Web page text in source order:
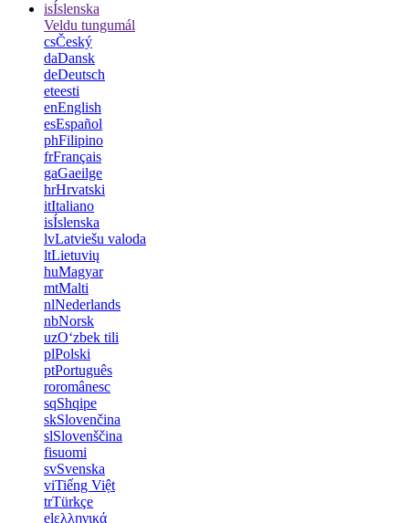
isÍslenska
Veldu tungumál
csČeský
daDansk
deDeutsch
eteesti
enEnglish
esEspañol
phFilipino
frFrançais
gaGaeilge
hrHrvatski
itItaliano
isÍslenska
lvLatviešu valoda
ltLietuvių
huMagyar
mtMalti
nlNederlands
nbNorsk
uzOʻzbek tili
plPolski
ptPortuguês
roromânesc
sqShqipe
skSlovenčina
slSlovenščina
fisuomi
svSvenska
viTiếng Việt
trTürkçe
elελληνικά